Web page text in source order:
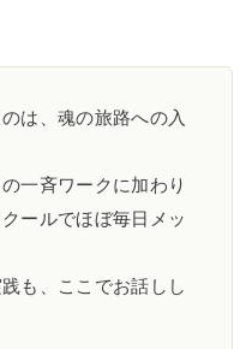
は、魂の旅路への入
一斉ワークに加わり
ールでほぼ毎日メッ
も、ここでお話しし